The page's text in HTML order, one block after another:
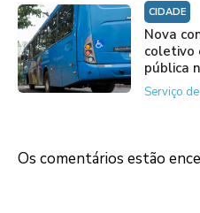
CIDADE
Nova
coletivo
pública
Serviço
Os comentários estão